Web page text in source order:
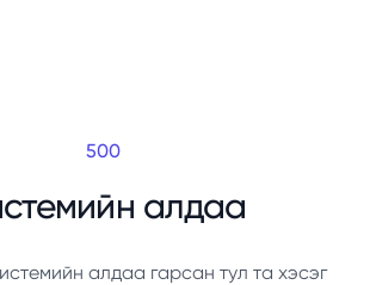
500
алдаа
алдаа гарсан тул та хэсэг